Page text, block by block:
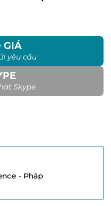
GIÁ
yêu cầu
Skype
- Pháp